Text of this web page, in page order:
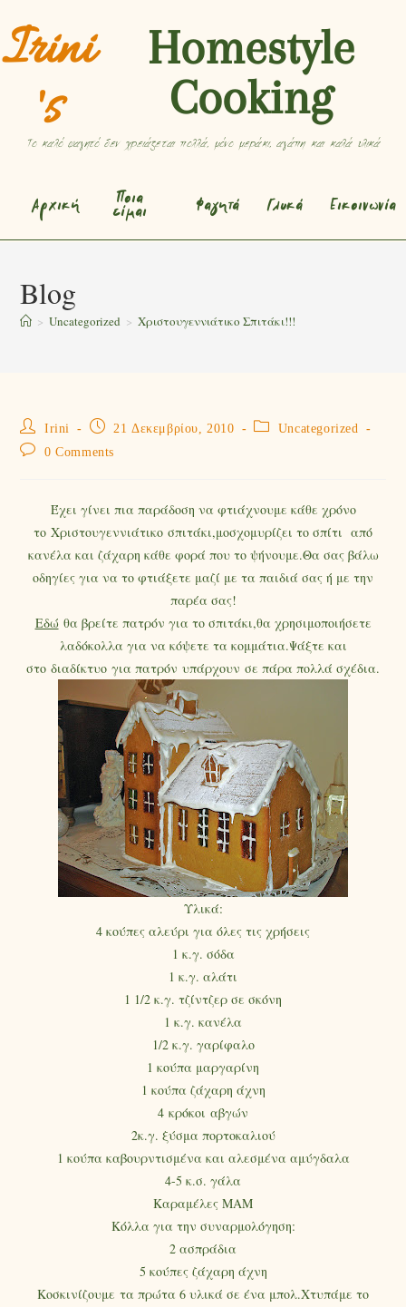
Irini
's
Homestyle
Cooking
Το καλό φαγητό δεν χρειάζεται πολλά, μόνο μεράκι, αγάπη και καλά υλικά
Αρχική
Ποια
είμαι
Φαγητά Γλυκά Εικοινωνία
Blog
> Uncategorized > Χριστουγεννιάτικο Σπιτάκι!!!
Irini 21 Δεκεμβρίου, 2010
Uncategorized
0 Comments
Έχει γίνει πια παράδοση να φτιάχνουμε κάθε χρόνο
το Χριστουγεννιάτικο σπιτάκι,μοσχομυρίζει το σπίτι από
κανέλα και ζάχαρη κάθε φορά που το ψήνουμε.Θα σας βάλω
οδηγίες για να το φτιάξετε μαζί με τα παιδιά σας ή με την
παρέα σας!
Εδώ θα βρείτε πατρόν για το σπιτάκι,θα χρησιμοποιήσετε
λαδόκολλα για να κόψετε τα κομμάτια.Ψάξτε και
στο διαδίκτυο για πατρόν υπάρχουν σε πάρα πολλά σχέδια.
Υλικά:
4 κούπες αλεύρι για όλες τις χρήσεις
1 κ.γ. σόδα
1 κ.γ. αλάτι
1 1/2 κ.γ. τζίντζερ σε σκόνη
1 κ.γ. κανέλα
1/2 κ.γ. γαρίφαλο
1 κούπα μαργαρίνη
1 κούπα ζάχαρη άχνη
4 κρόκοι αβγών
2κ.γ. ξύσμα πορτοκαλιού
1 κούπα καβουρντισμένα και αλεσμένα αμύγδαλα
4-5 κ.σ. γάλα
Καραμέλες ΜΑΜ
Κόλλα για την συναρμολόγηση:
2 ασπράδια
5 κούπες ζάχαρη άχνη
Κοσκινίζουμε τα πρώτα 6 υλικά σε ένα μπολ.Χτυπάμε το